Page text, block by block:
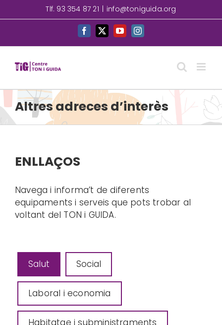
to
Tlf. 93 354 87 21 info@toniguida.org
Facebook
X YouTubeInstagram
Altres adreces d’interès
ENLLAÇOS
Navega i informa’t de diferents
equipaments i serveis que pots trobar al
voltant del TON i GUIDA.
Salut Social
Laboral i economia